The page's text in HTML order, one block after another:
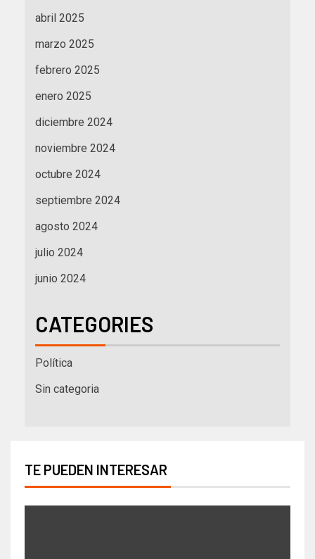
abril 2025
marzo 2025
febrero 2025
enero 2025
diciembre 2024
noviembre 2024
octubre 2024
septiembre 2024
agosto 2024
julio 2024
junio 2024
CATEGORIES
Política
Sin categoria
TE PUEDEN INTERESAR